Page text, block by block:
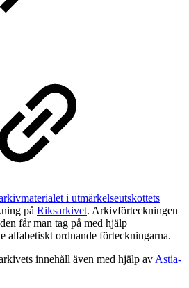
i utmärkelseutskottets
på Riksarkivet. Arkivförteckningen
får man tag på med hjälp
alfabetiskt ordnande förteckningarna.
innehåll även med hjälp av Astia-